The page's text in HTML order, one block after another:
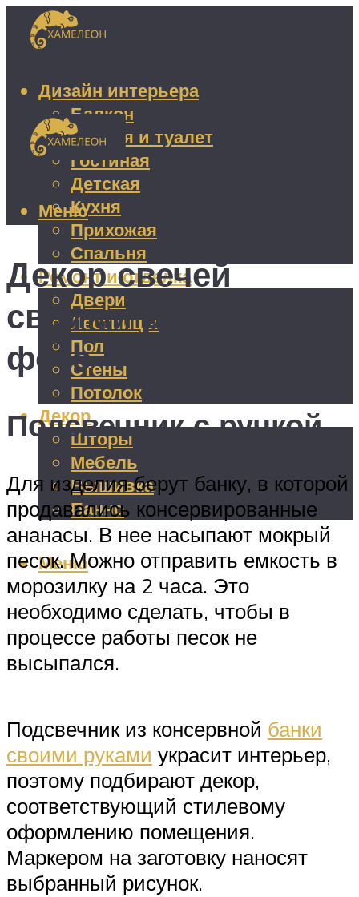
Дизайн интерьера
Балкон
Ванная и туалет
Гостиная
Детская
Кухня
Прихожая
Спальня
Ремонт и отделка
Двери
Лестницы
Пол
Стены
Потолок
Декор
Шторы
Мебель
Вышивка
Панно
Меню
Меню
Декор свечей
своими руками +75
фото
Подсвечник с ручкой
Для изделия берут банку, в которой
продавались консервированные
ананасы. В нее насыпают мокрый
песок. Можно отправить емкость в
морозилку на 2 часа. Это
необходимо сделать, чтобы в
процессе работы песок не
высыпался.
Подсвечник из консервной банки
своими руками украсит интерьер,
поэтому подбирают декор,
соответствующий стилевому
оформлению помещения.
Маркером на заготовку наносят
выбранный рисунок.